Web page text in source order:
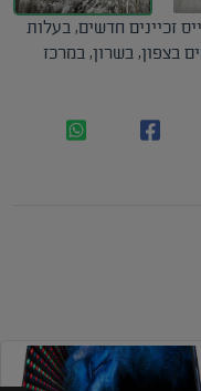
זכיינים חדשים, בעלות
בצפון, בשרון, במרכז